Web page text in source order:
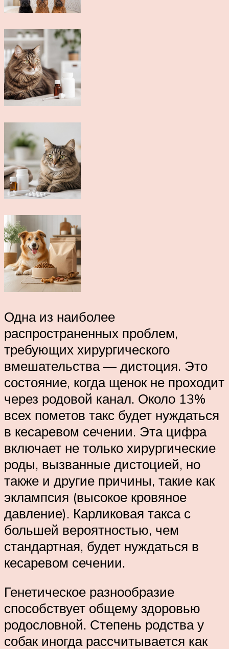
Одна из наиболее
распространенных проблем,
требующих хирургического
вмешательства — дистоция. Это
состояние, когда щенок не проходит
через родовой канал. Около 13%
всех пометов такс будет нуждаться
в кесаревом сечении. Эта цифра
включает не только хирургические
роды, вызванные дистоцией, но
также и другие причины, такие как
эклампсия (высокое кровяное
давление). Карликовая такса с
большей вероятностью, чем
стандартная, будет нуждаться в
кесаревом сечении.
Генетическое разнообразие
способствует общему здоровью
родословной. Степень родства у
собак иногда рассчитывается как